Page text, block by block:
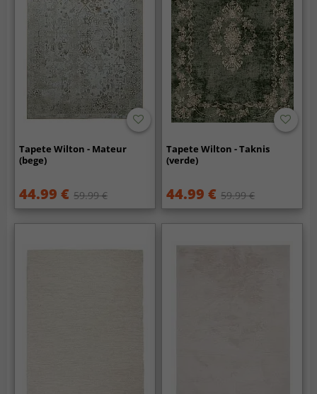
Tapete Wilton - Mateur
(bege)
44.99 € 59.99 €
Tapete Wilton - Taknis
(verde)
44.99 € 59.99 €